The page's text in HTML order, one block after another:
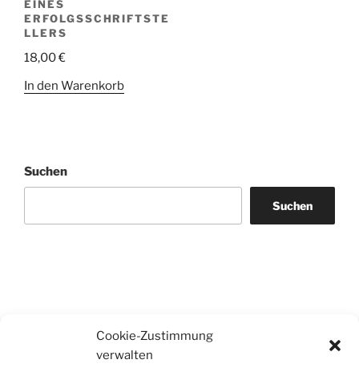
Cookie-Zustimmung
verwalten
EINES
ERFOLGSSCHRIFTSTE
LLERS
18,00€
In den Warenkorb
Suchen
Suchen